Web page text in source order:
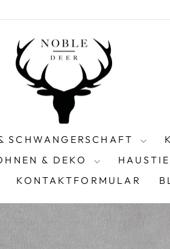
SCHWANGERSCHAFT
& DEKO
KONTAKTFORMULAR